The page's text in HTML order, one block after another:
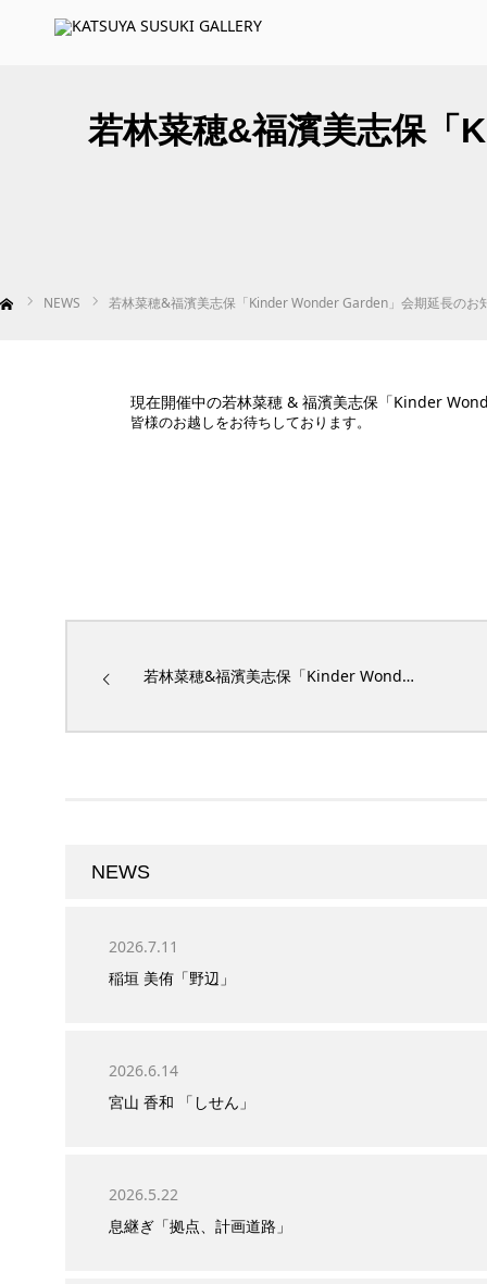
若林菜穂&福濱美志保「
NEWS 若林菜穂&福濱美志保「Kinder Wonder Garden」会期延長のお
現在開催中の若林菜穂 & 福濱美志保「Kinder
皆様のお越しをお待ちしております。
若林菜穂&福濱美志保「Kinder Wond…
NEWS
2026.7.11
稲垣 美侑「野辺」
2026.6.14
宮山 香和 「しせん」
2026.5.22
息継ぎ「拠点、計画道路」